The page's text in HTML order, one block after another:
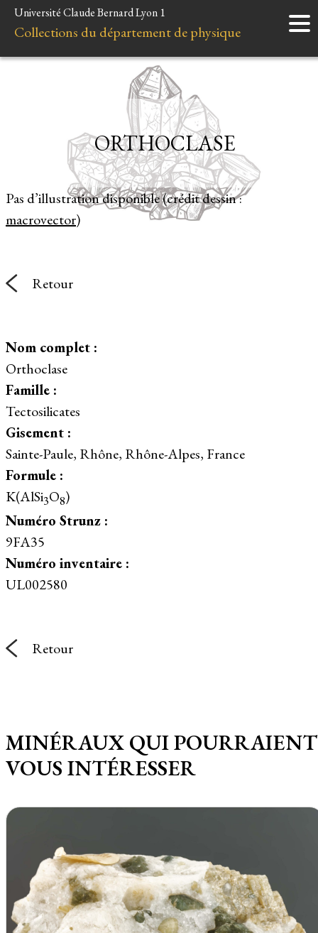
Accueil
Instruments
Liens et ressources
Université Claude Bernard Lyon 1
Collections du département de physique
Pas d’illustration disponible (crédit dessin :
macrovector)
ORTHOCLASE
Retour
Nom complet :
Orthoclase
Famille :
Tectosilicates
Gisement :
Sainte-Paule, Rhône, Rhône-Alpes, France
Formule :
K(AlSi3O8)
Numéro Strunz :
9FA35
Numéro inventaire :
UL002580
Retour
MINÉRAUX QUI POURRAIENT
VOUS INTÉRESSER